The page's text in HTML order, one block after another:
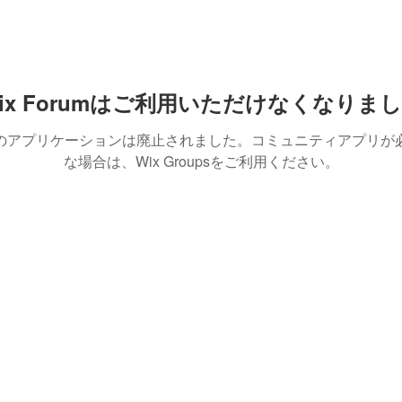
Forumはご利用いただけなくなりま
アプリケーションは廃止されました。コミュニティアプリが
な場合は、Wix Groupsをご利用ください。